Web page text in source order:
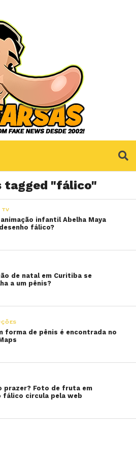
tagged "fálico"
TV
animação infantil Abelha Maya
fálico?
de natal em Curitiba se
a um pênis?
forma de pênis é encontrada no
prazer? Foto de fruta em
fálico circula pela web